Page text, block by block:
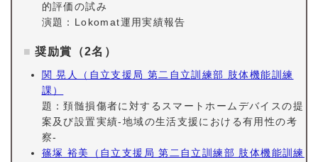
的評価の試み
演題：Lokomat運用実績報告
奨励賞（2名）
関 晃人（自立支援局 第二自立訓練部 肢体機能訓練
課）
題：頚髄損傷者に対するスマートホームデバイスの提
案及び設置実績-地域の生活支援における有用性の考
察-
篠塚 裕美（自立支援局 第二自立訓練部 肢体機能訓練